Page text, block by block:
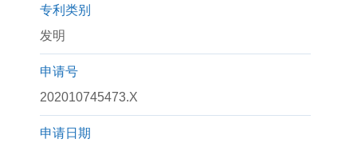
专利类别
发明
申请号
202010745473.X
申请日期